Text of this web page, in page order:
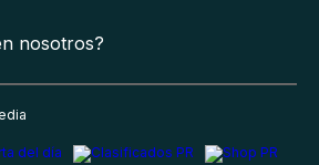
nosotros?